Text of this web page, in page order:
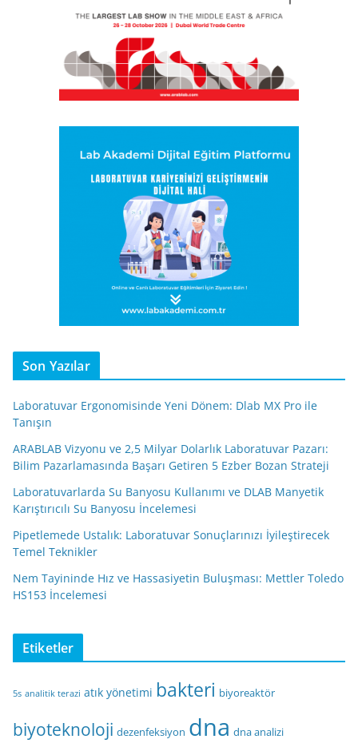
Son Yazılar
Laboratuvar Ergonomisinde Yeni Dönem: Dlab MX Pro ile
Tanışın
ARABLAB Vizyonu ve 2,5 Milyar Dolarlık Laboratuvar Pazarı:
Bilim Pazarlamasında Başarı Getiren 5 Ezber Bozan Strateji
Laboratuvarlarda Su Banyosu Kullanımı ve DLAB Manyetik
Karıştırıcılı Su Banyosu İncelemesi
Pipetlemede Ustalık: Laboratuvar Sonuçlarınızı İyileştirecek
Temel Teknikler
Nem Tayininde Hız ve Hassasiyetin Buluşması: Mettler Toledo
HS153 İncelemesi
Etiketler
5s analitik terazi atık yönetimi bakteri biyoreaktör
biyoteknoloji dezenfeksiyon dna dna analizi